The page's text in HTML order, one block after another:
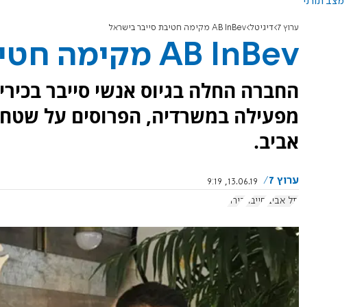
ערוץ 7 דיגיטל AB InBev מקימה חטיבת סייבר בישראל
AB InBev מקימה חטיבת סייבר בישראל
החברה החלה בגיוס אנשי סייבר
אביב.
ערוץ 7
13.06.19, 9:19
תל אביב סייבר בירה